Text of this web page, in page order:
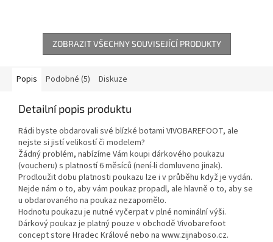
ZOBRAZIT VŠECHNY SOUVISEJÍCÍ PRODUKTY
Popis Podobné (5) Diskuze
Detailní popis produktu
Rádi byste obdarovali své blízké botami VIVOBAREFOOT, ale
nejste si jistí velikostí či modelem?
Žádný problém, nabízíme Vám koupi dárkového poukazu
(voucheru) s platností 6 měsíců (není-li domluveno jinak).
Prodloužit dobu platnosti poukazu lze i v průběhu když je vydán.
Nejde nám o to, aby vám poukaz propadl, ale hlavně o to, aby se
u obdarovaného na poukaz nezapomělo.
Hodnotu poukazu je nutné vyčerpat v plné nominální výši.
Dárkový poukaz je platný pouze v obchodě Vivobarefoot
concept store Hradec Králové nebo na www.zijnaboso.cz.